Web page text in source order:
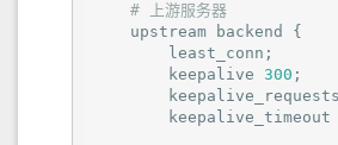
# 上游服务器
        keepalive
300 ;
        keepalive_timeout